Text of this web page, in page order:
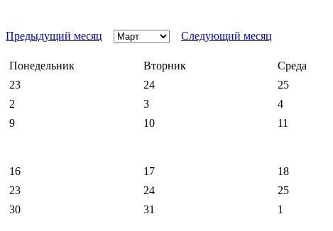
Предыдущий месяц
Следующий месяц
Понедельник Вторник Среда
23
24 25
2
3 4
9
10 11
16 17 18
23
24 25
30
31 1